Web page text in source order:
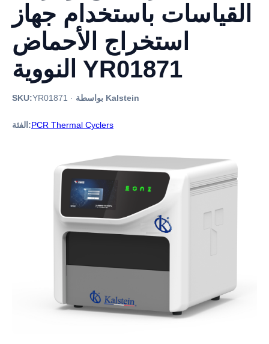
القياسات باستخدام جهاز
استخراج الأحماض
النووية YR01871
SKU:YR01871 · بواسطة Kalstein
الفئة:PCR Thermal Cyclers